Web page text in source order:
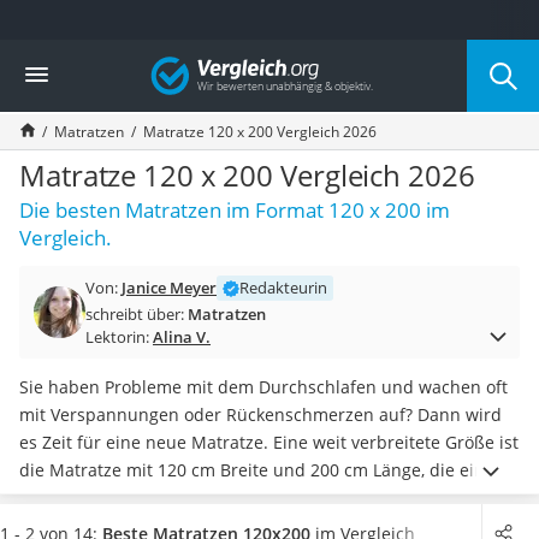
Die beliebtesten Vergleiche nach Kategorie
Wohnen
Matratzen-Topper
Matratzen
Konferenzlautsprecher
Tageslichtlampe
Badlüfter
Ergonomischer Bürostuhl
Außenleuchte mit Kamera
Ozongeneratoren
Konferenzmikrofon
Klappmatratze
Duschkopf mit Kalkfilter
Aktenvernichter Sicherheitsstufe 4
Bettgitter
Spannbettlaken
Vergleich
Matratzen Matratze 120 x 200 Vergleich 2026
Matratze 120 x 200 Vergleich 2026
Die besten Matratzen im Format 120 x 200 im
Vergleich.
Von: Janice Meyer
Redakteurin
schreibt über: Matratzen
Lektorin:Alina V.
Sie haben Probleme mit dem Durchschlafen und wachen oft
mit Verspannungen oder Rückenschmerzen auf? Dann wird
es Zeit für eine neue Matratze. Eine weit verbreitete Größe ist
die Matratze mit 120 cm Breite und 200 cm Länge, die einer
Person viel Bewegungsfreiraum lässt, aber im Praxis-Test
auchgenug Platz für zwei Personen bietet. Achten Sie beim
1 - 2 von 14: Beste Matratzen 120x200 im Vergleich